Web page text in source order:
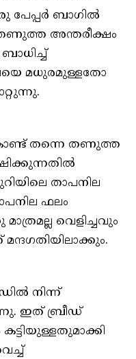
പേപ്പർ ബാഗിൽ
അന്തരീക്ഷം
മധുരമുള്ളതോ
തന്നെ തണുത്ത
താപനില
ഫലം
വെളിച്ചവും
നിന്ന്
ഇത് ബ്രീഡ്